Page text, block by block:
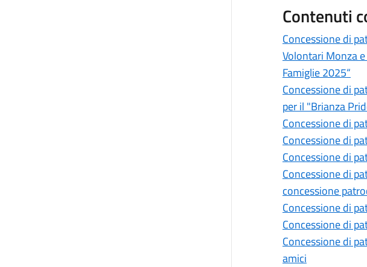
Contenuti
Concessione di
Volontari Monza
Famiglie 2025“
Concessione di
per il "Brianza
Concessione di
Concessione di
Concessione di
Concessione di
concessione
Concessione di
Concessione di
Concessione di
amici